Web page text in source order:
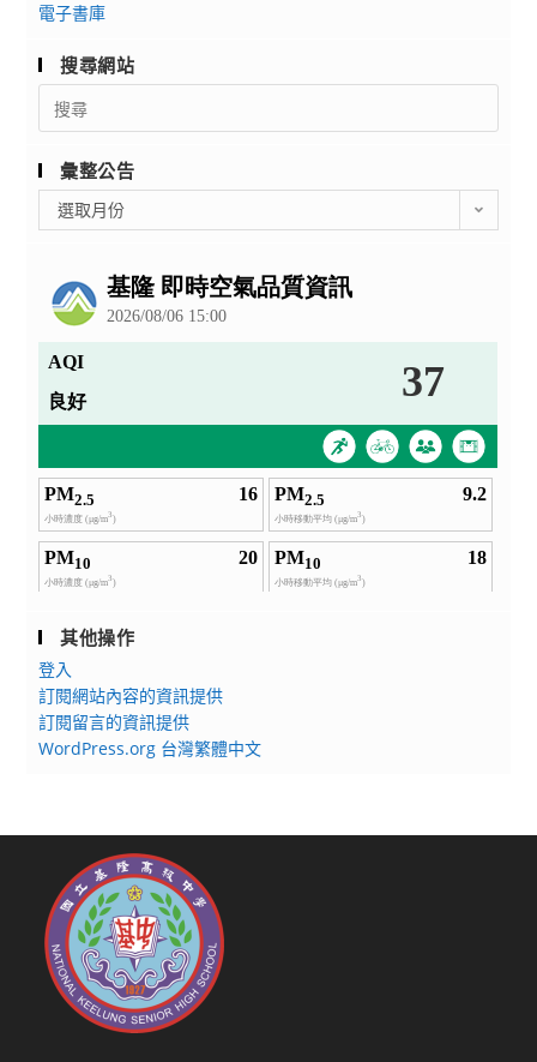
電子書庫
搜尋網站
Search
for:
彙整公告
整
選取月份
其他操作
登入
訂閱網站內容的資訊提供
訂閱留言的資訊提供
WordPress.org 台灣繁體中文